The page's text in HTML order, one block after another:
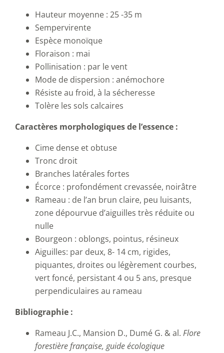
Hauteur moyenne : 25 -35 m
Sempervirente
Espèce monoïque
Floraison : mai
Pollinisation : par le vent
Mode de dispersion : anémochore
Résiste au froid, à la sécheresse
Tolère les sols calcaires
Caractères morphologiques de l’essence :
Cime dense et obtuse
Tronc droit
Branches latérales fortes
Écorce : profondément crevassée, noirâtre
Rameau : de l’an brun claire, peu luisants,
zone dépourvue d’aiguilles très réduite ou
nulle
Bourgeon : oblongs, pointus, résineux
Aiguilles: par deux, 8- 14 cm, rigides,
piquantes, droites ou légèrement courbes,
vert foncé, persistant 4 ou 5 ans, presque
perpendiculaires au rameau
Bibliographie :
Rameau J.C., Mansion D., Dumé G. & al. Flore
forestière française, guide écologique